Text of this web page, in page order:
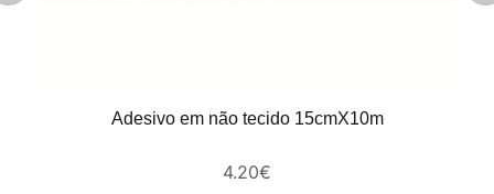
Adesivo em não tecido 15cmX10m
4.20€